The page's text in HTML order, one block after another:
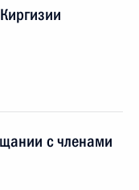
с членами